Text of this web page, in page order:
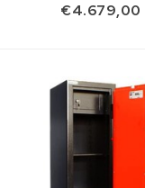
€4.679,00